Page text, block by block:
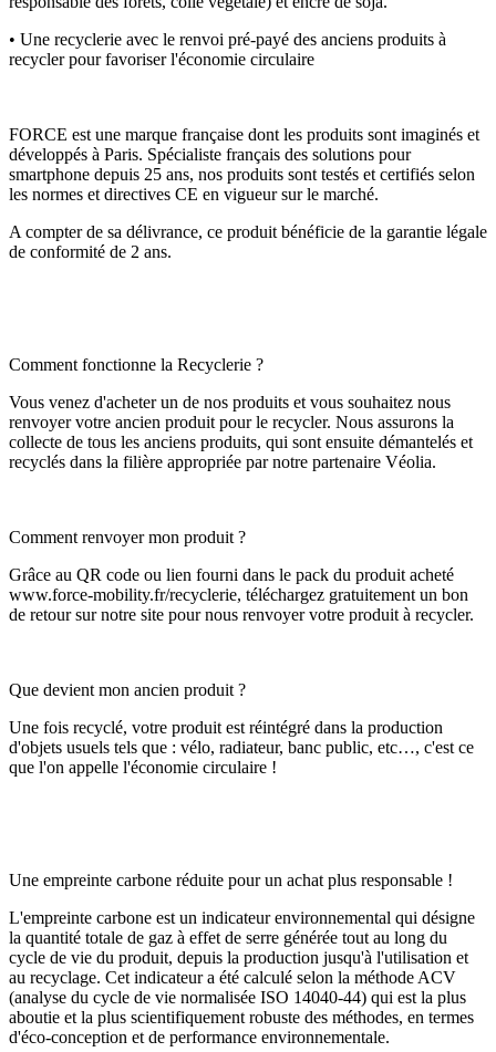
• Une recyclerie avec le renvoi pré-payé des anciens produits à
recycler pour favoriser l'économie circulaire
FORCE est une marque française dont les produits sont imaginés et
développés à Paris. Spécialiste français des solutions pour
smartphone depuis 25 ans, nos produits sont testés et certifiés selon
les normes et directives CE en vigueur sur le marché.
A compter de sa délivrance, ce produit bénéficie de la garantie légale
de conformité de 2 ans.
Comment fonctionne la Recyclerie ?
Vous venez d'acheter un de nos produits et vous souhaitez nous
renvoyer votre ancien produit pour le recycler. Nous assurons la
collecte de tous les anciens produits, qui sont ensuite démantelés et
recyclés dans la filière appropriée par notre partenaire Véolia.
Comment renvoyer mon produit ?
Grâce au QR code ou lien fourni dans le pack du produit acheté
www.force-mobility.fr/recyclerie, téléchargez gratuitement un bon
de retour sur notre site pour nous renvoyer votre produit à recycler.
Que devient mon ancien produit ?
Une fois recyclé, votre produit est réintégré dans la production
d'objets usuels tels que : vélo, radiateur, banc public, etc…, c'est ce
que l'on appelle l'économie circulaire !
Une empreinte carbone réduite pour un achat plus responsable !
L'empreinte carbone est un indicateur environnemental qui désigne
la quantité totale de gaz à effet de serre générée tout au long du
cycle de vie du produit, depuis la production jusqu'à l'utilisation et
au recyclage. Cet indicateur a été calculé selon la méthode ACV
(analyse du cycle de vie normalisée ISO 14040-44) qui est la plus
aboutie et la plus scientifiquement robuste des méthodes, en termes
d'éco-conception et de performance environnementale.